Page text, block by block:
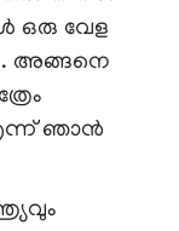
ഒരു വേള
അങ്ങനെ
ഞാൻ